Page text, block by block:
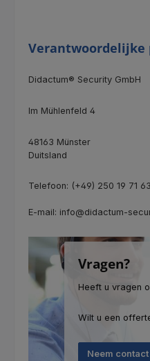
Verantwoordelijke
Didactum® Security GmbH
Im Mühlenfeld 4
48163 Münster
Duitsland
Telefoon: (+49) 250 19 71
E-mail: info@didactum-
Vragen?
Heeft u vragen
Wilt u een
Neem